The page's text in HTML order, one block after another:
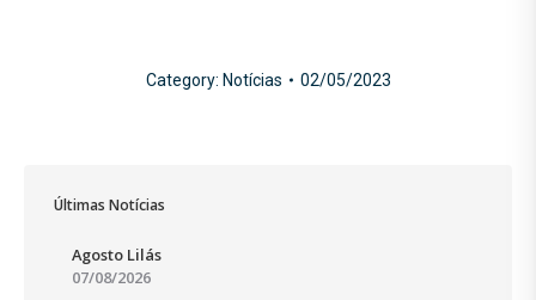
Category: Notícias 02/05/2023
Últimas Notícias
Agosto Lilás
07/08/2026